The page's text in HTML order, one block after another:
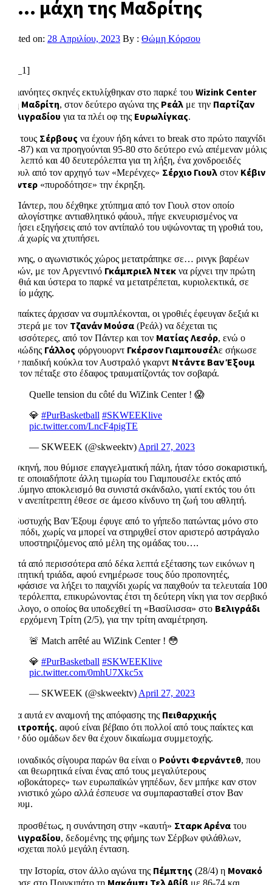
Η… μάχη της Μαδρίτης
Posted on: 28 Απριλίου, 2023 By : Θώμη Κόρσου
[ad_1]
Αδιανόητες σκηνές εκτυλίχθηκαν στο παρκέ του Wizink Center
στη Μαδρίτη, στον δεύτερο αγώνα της Ρεάλ με την Παρτίζαν
Βελιγραδίου για τα πλέι οφ της Ευρωλίγκας.
Με τους Σέρβους να έχουν ήδη κάνει το break στο πρώτο παιχνίδι
(89-87) και να προηγούνται 95-80 στο δεύτερο ενώ απέμεναν μόλις
ένα λεπτό και 40 δευτερόλεπτα για τη λήξη, ένα χονδροειδές
φάουλ από τον αρχηγό των «Μερένχες» Σέρχιο Γιουλ στον Κέβιν
Πάντερ «πυροδότησε» την έκρηξη.
Ο Πάντερ, που δέχθηκε χτύπημα από τον Γιουλ στον οποίο
καταλογίστηκε αντιαθλητικό φάουλ, πήγε εκνευρισμένος να
ζητήσει εξηγήσεις από τον αντίπαλό του υψώνοντας τη γροθιά του,
αλλά χωρίς να χτυπήσει.
Αίφνης, ο αγωνιστικός χώρος μετατράπηκε σε… ρινγκ βαρέων
βαρών, με τον Αργεντινό Γκάμπριελ Ντεκ να ρίχνει την πρώτη
γροθιά και ύστερα το παρκέ να μετατρέπεται, κυριολεκτικά, σε
πεδίο μάχης.
Οι παίκτες άρχισαν να συμπλέκονται, οι γροθιές έφευγαν δεξιά κι
αριστερά με τον Τζανάν Μούσα (Ρεάλ) να δέχεται τις
περισσότερες, από τον Πάντερ και τον Ματίας Λεσόρ, ενώ ο
θηριώδης Γάλλος φόργουορντ Γκέρσον Γιαμπουσέλε σήκωσε
σαν παιδική κούκλα τον Αυστραλό γκαρντ Ντάντε Βαν Έξουμ
και τον πέταξε στο έδαφος τραυματίζοντάς τον σοβαρά.
Quelle tension du côté du WiZink Center ! 😱
💎 #PurBasketball #SKWEEKlive
pic.twitter.com/LncF4pigTE
— SKWEEK (@skweektv) April 27, 2023
Η σκηνή, που θύμισε επαγγελματική πάλη, ήταν τόσο σοκαριστική,
ώστε οποιαδήποτε άλλη τιμωρία του Γιαμπουσέλε εκτός από
πολύμηνο αποκλεισμό θα συνιστά σκάνδαλο, γιατί εκτός του ότι
ήταν ανεπίτρεπτη έθεσε σε άμεσο κίνδυνο τη ζωή του αθλητή.
Ο δυστυχής Βαν Έξουμ έφυγε από το γήπεδο πατώντας μόνο στο
ένα πόδι, χωρίς να μπορεί να στηριχθεί στον αριστερό αστράγαλο
και υποστηριζόμενος από μέλη της ομάδας του….
Μετά από περισσότερα από δέκα λεπτά εξέτασης των εικόνων η
διαιτητική τριάδα, αφού ενημέρωσε τους δύο προπονητές,
αποφάσισε να λήξει το παιχνίδι χωρίς να παιχθούν τα τελευταία 100
δευτερόλεπτα, επικυρώνοντας έτσι τη δεύτερη νίκη για τον σερβικό
σύλλογο, ο οποίος θα υποδεχθεί τη «Βασίλισσα» στο Βελιγράδι
την ερχόμενη Τρίτη (2/5), για την τρίτη αναμέτρηση.
🚨 Match arrêté au WiZink Center ! 😳
💎 #PurBasketball #SKWEEKlive
pic.twitter.com/0mhU7Xkc5x
— SKWEEK (@skweektv) April 27, 2023
Όλα αυτά εν αναμονή της απόφασης της Πειθαρχικής
Επιτροπής, αφού είναι βέβαιο ότι πολλοί από τους παίκτες και
των δύο ομάδων δεν θα έχουν δικαίωμα συμμετοχής.
Ο μοναδικός σίγουρα παρών θα είναι ο Ρούντι Φερνάντεθ, που
αν και θεωρητικά είναι ένας από τους μεγαλύτερους
«προβοκάτορες» των ευρωπαϊκών γηπέδων, δεν μπήκε καν στον
αγωνιστικό χώρο αλλά έσπευσε να συμπαρασταθεί στον Βαν
Έξουμ.
Επιπροσθέτως, η συνάντηση στην «καυτή» Σταρκ Αρένα του
Βελιγραδίου, δεδομένης της φήμης των Σέρβων φιλάθλων,
υπόσχεται πολύ μεγάλη ένταση.
Για την Ιστορία, στον άλλο αγώνα της Πέμπτης (28/4) η Μονακό
νίκησε στο Πριγκιπάτο τη Μακάμπι Τελ Αβίβ με 86-74 και